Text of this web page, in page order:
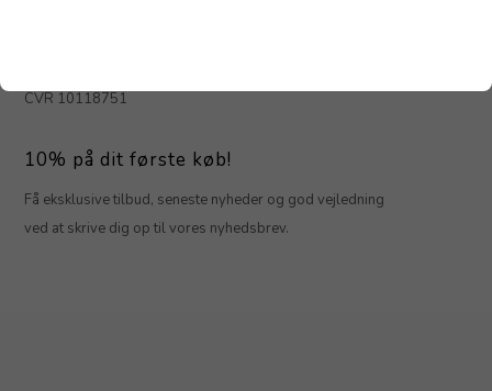
CVR 10118751
10% på dit første køb!
Få eksklusive tilbud, seneste nyheder og god vejledning
ved at skrive dig op til vores nyhedsbrev.